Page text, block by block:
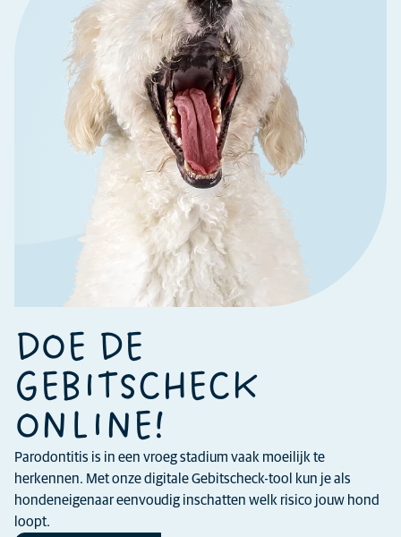
DOE DE
GEBITSCHECK
ONLINE!
Parodontitis is in een vroeg stadium vaak moeilijk te
herkennen. Met onze digitale Gebitscheck-tool kun je als
hondeneigenaar eenvoudig inschatten welk risico jouw hond
loopt.